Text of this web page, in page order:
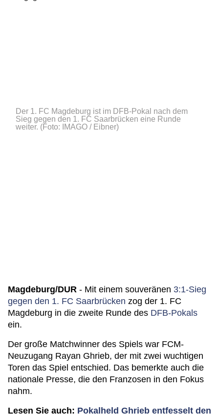
Der 1. FC Magdeburg ist im DFB-Pokal nach dem
Sieg gegen den 1. FC Saarbrücken eine Runde
weiter. (Foto: IMAGO / Eibner)
Magdeburg/DUR - Mit einem souveränen 3:1-Sieg
gegen den 1. FC Saarbrücken zog der 1. FC
Magdeburg in die zweite Runde des DFB-Pokals
ein.
Der große Matchwinner des Spiels war FCM-
Neuzugang Rayan Ghrieb, der mit zwei wuchtigen
Toren das Spiel entschied. Das bemerkte auch die
nationale Presse, die den Franzosen in den Fokus
nahm.
Lesen Sie auch: Pokalheld Ghrieb entfesselt den